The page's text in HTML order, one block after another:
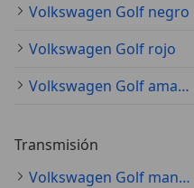
Volkswagen Golf negro
Volkswagen Golf rojo
Volkswagen Golf amarillo
Transmisión
Volkswagen Golf manual